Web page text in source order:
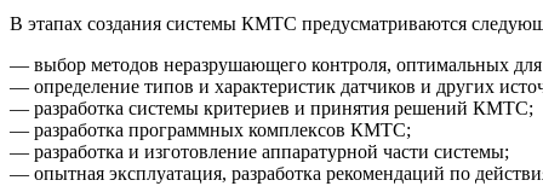
В этапах создания системы КМТС предусматриваются
— выбор методов неразрушающего контроля, оптимальных
— определение типов и характеристик датчиков и других
— разработка системы критериев и принятия решений КМТС;
— разработка программных комплексов КМТС;
— разработка и изготовление аппаратурной части системы;
— опытная эксплуатация, разработка рекомендаций по